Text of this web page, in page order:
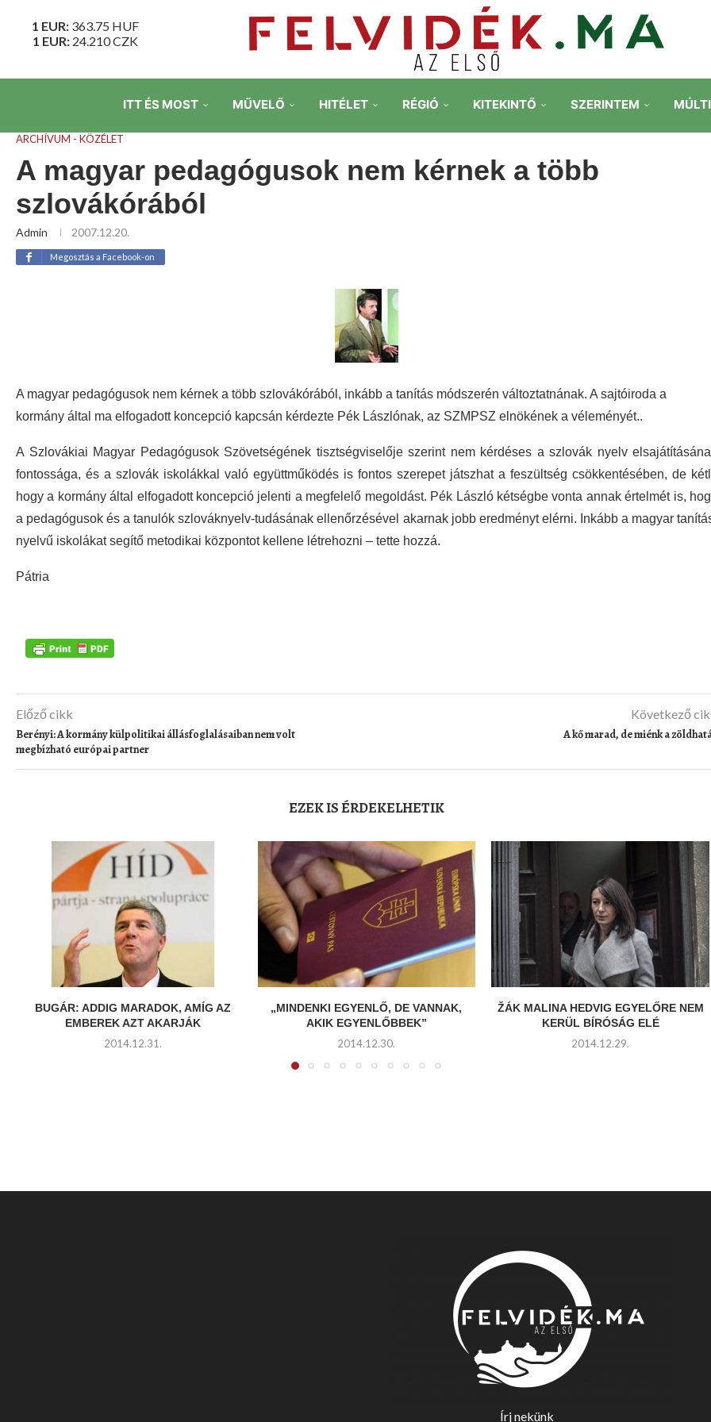
1 EUR: 363.75 HUF
1 EUR: 24.210CZK
ITT ÉS MOST MŰVELŐ HITÉLET RÉGIÓ KITEKINTŐ SZERINTEM
ARCHÍVUM - KÖZÉLET
A magyar pedagógusok nem kérnek a több
szlovákórából
Admin 2007.12.20.
Megosztás a Facebook-on
A magyar pedagógusok nem kérnek a több szlovákórából, inkább a tanítás módszerén változtatnának. A sajtóiroda a
kormány által ma elfogadott koncepció kapcsán kérdezte Pék Lászlónak, az SZMPSZ elnökének a véleményét..
A Szlovákiai Magyar Pedagógusok Szövetségének tisztségviselője szerint nem kérdéses a szlovák nyelv
fontossága, és a szlovák iskolákkal való együttműködés is fontos szerepet játszhat a feszültség csökkentésében, de
hogy a kormány által elfogadott koncepció jelenti a megfelelő megoldást. Pék László kétségbe vonta annak értelmét is,
a pedagógusok és a tanulók szlováknyelv-tudásának ellenőrzésével akarnak jobb eredményt elérni. Inkább a magyar
nyelvű iskolákat segítő metodikai központot kellene létrehozni – tette hozzá.
Pátria
Előző cikk
Berényi: A kormány külpolitikai állásfoglalásaiban nem volt
megbízható európai partner
Következő
A kő marad, de miénk a
EZEK IS ÉRDEKELHETIK
BUGÁR: ADDIG MARADOK, AMÍG AZ
EMBEREK AZT AKARJÁK
2014.12.31.
„MINDENKI EGYENLŐ, DE VANNAK,
AKIK EGYENLŐBBEK”
2014.12.30.
ŽÁK MALINA HEDVIG EGYELŐRE NEM
KERÜL BÍRÓSÁG ELÉ
2014.12.29.
Írj nekünk